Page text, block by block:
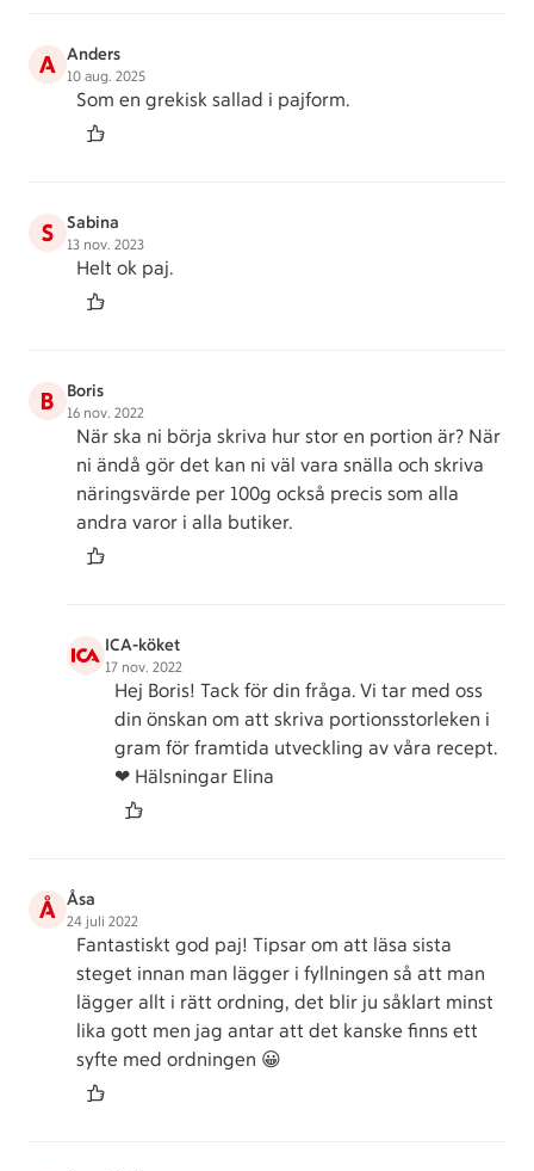
A Anders
10 aug. 2025
Som en grekisk sallad i pajform.
S Sabina
13 nov. 2023
Helt ok paj.
B Boris
16 nov. 2022
När ska ni börja skriva hur stor en portion är? När
ni ändå gör det kan ni väl vara snälla och skriva
näringsvärde per 100g också precis som alla
andra varor i alla butiker.
ICA-köket
17 nov. 2022
Hej Boris! Tack för din fråga. Vi tar med oss
din önskan om att skriva portionsstorleken i
gram för framtida utveckling av våra recept.
❤ Hälsningar Elina
Å Åsa
24 juli 2022
Fantastiskt god paj! Tipsar om att läsa sista
steget innan man lägger i fyllningen så att man
lägger allt i rätt ordning, det blir ju såklart minst
lika gott men jag antar att det kanske finns ett
syfte med ordningen 😀